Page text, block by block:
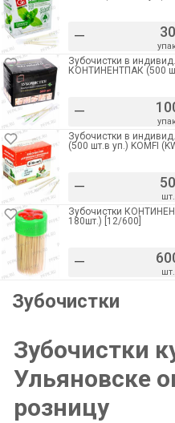
–
Зубочистки в
КОНТИНЕНТПАК (500
–
Зубочистки в
(500 шт.в уп.) KOMFI
– шт.
Зубочистки
180шт.) [12/600]
– шт.
Зубочистки
Зубочистки
Ульяновске
розницу